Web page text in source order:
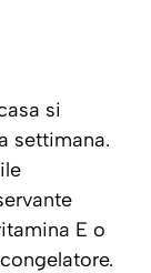
si
settimana.
E o